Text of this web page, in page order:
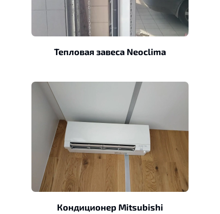
Тепловая завеса Neoclima
Кондиционер Mitsubishi